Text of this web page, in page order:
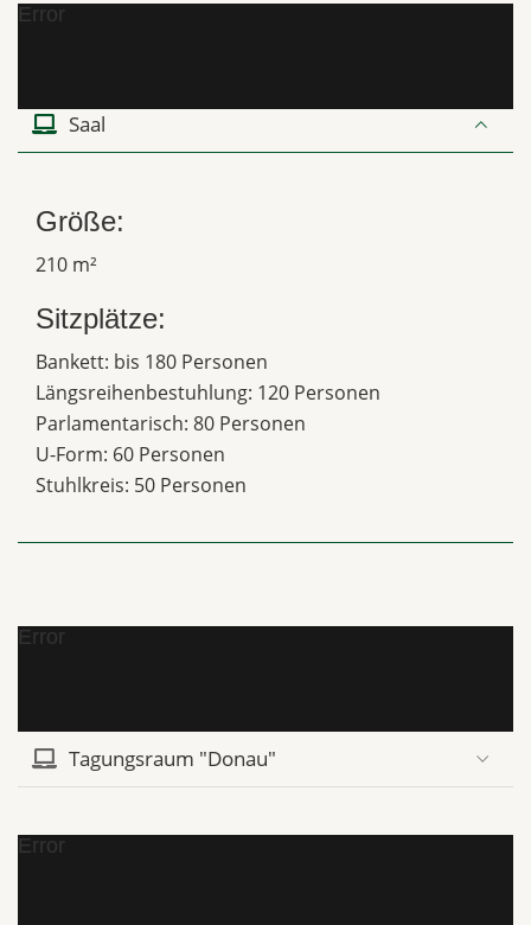
Error
Saal
Größe:
210 m²
Sitzplätze:
Bankett: bis 180 Personen
Längsreihenbestuhlung: 120 Personen
Parlamentarisch: 80 Personen
U-Form: 60 Personen
Stuhlkreis: 50 Personen
Error
Tagungsraum "Donau"
Error